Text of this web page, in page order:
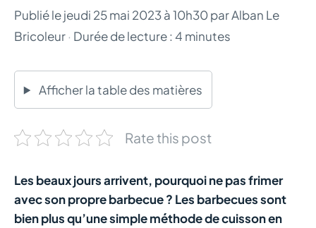
Publié lejeudi 25 mai 2023 à 10h30parAlban Le
Bricoleur · Durée de lecture : 4 minutes
Afficher la table des matières
Rate this post
Les beaux jours arrivent, pourquoi ne pas frimer
avec son propre barbecue ? Les barbecues sont
bien plus qu’une simple méthode de cuisson en